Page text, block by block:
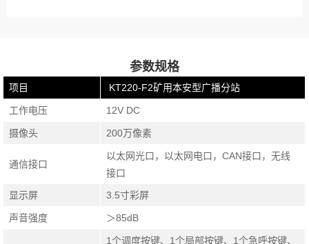
参数规格
项目 KT220-F2矿用本安型广播分站
工作电压 12V DC
摄像头 200万像素
通信接口
以太网光口，以太网电口，CAN接口，无线
接口
显示屏
3.5寸彩屏
声音强度 ＞85dB
1个调度按键、1个局部按键、1个急呼按键、